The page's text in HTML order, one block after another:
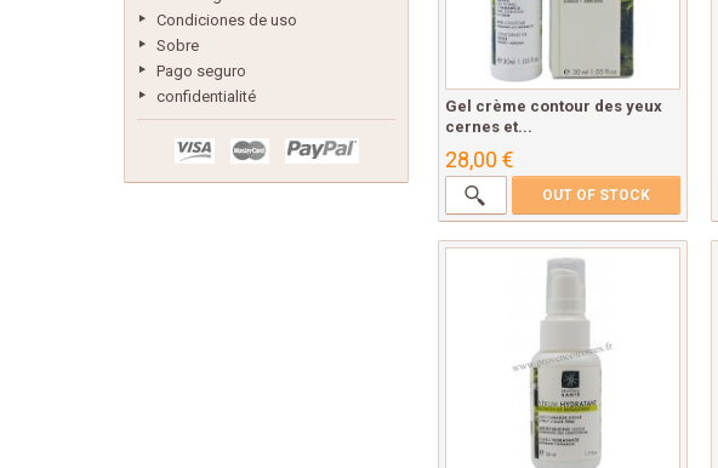
Condiciones de uso
Sobre
Pago seguro
confidentialité
Gel crème contour des yeux
cernes et...
28,00 €
OUT OF STOCK